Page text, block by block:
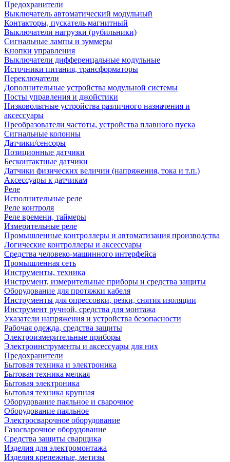
Предохранители
Выключатель автоматический модульный
Контакторы, пускатель магнитный
Выключатели нагрузки (рубильники)
Сигнальные лампы и зуммеры
Кнопки управления
Выключатели дифференцальные модульные
Источники питания, трансформаторы
Переключатели
Дополнительные устройства модульной системы
Посты управления и джойстики
Низковольтные устройства различного назначения и
аксессуары
Преобразователи частоты, устройства плавного пуска
Сигнальные колонны
Датчики/сенсоры
Позиционные датчики
Бесконтактные датчики
Датчики физических величин (напряжения, тока и т.п.)
Аксессуары к датчикам
Реле
Исполнительные реле
Реле контроля
Реле времени, таймеры
Измерительные реле
Промышленные контроллеры и автоматизация производства
Логические контроллеры и аксессуары
Средства человеко-машинного интерфейса
Промышленная сеть
Инструменты, техника
Инструмент, измерительные приборы и средства защиты
Оборудование для протяжки кабеля
Инструменты для опрессовки, резки, снятия изоляции
Инструмент ручной, средства для монтажа
Указатели напряжения и устройства безопасности
Рабочая одежда, средства защиты
Электроизмерительные приборы
Электроинструменты и аксессуары для них
Предохранители
Бытовая техника и электроника
Бытовая техника мелкая
Бытовая электроника
Бытовая техника крупная
Оборудование паяльное и сварочное
Оборудование паяльное
Электросварочное оборудование
Газосварочное оборудование
Средства защиты сварщика
Изделия для электромонтажа
Изделия крепежные, метизы